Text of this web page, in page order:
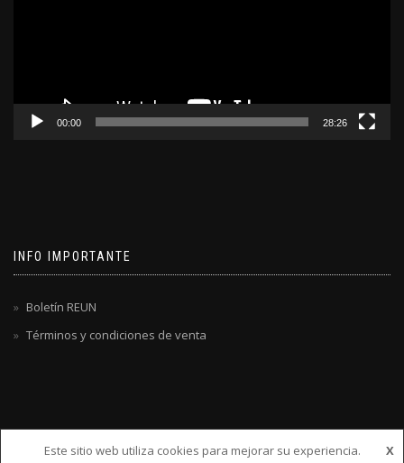
00:00 28:26
INFO IMPORTANTE
Boletín REUN
Términos y condiciones de venta
Este sitio web utiliza cookies para mejorar su experiencia. X